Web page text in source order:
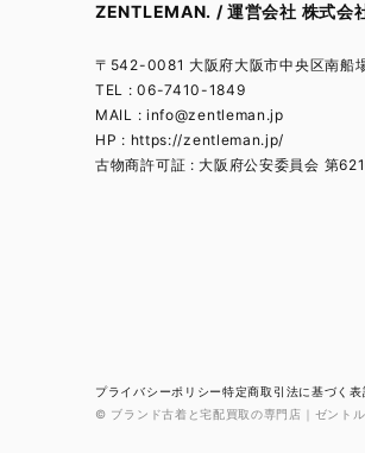
ZENTLEMAN. / 運営会社 株式会
〒542-0081 大阪府大阪市中央区南船
TEL : 06-7410-1849
MAIL : info@zentleman.jp
HP : https://zentleman.jp/
古物商許可証 : 大阪府公安委員会 第
プライバシーポリシー特定商取引法に基づく表
© ブランド古着と宅配買取の専門店｜ゼント